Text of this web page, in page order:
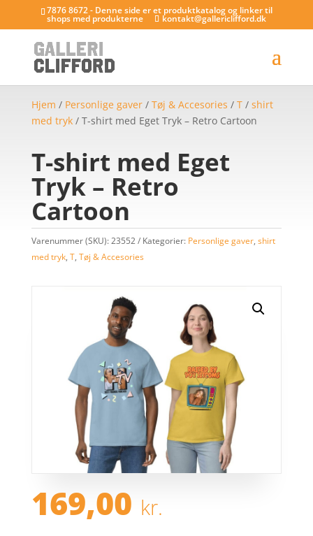
7876 8672 - Denne side er et produktkatalog og linker til
shops med produkterne kontakt@gallericlifford.dk
Hjem / Personlige gaver/ Tøj & Accesories / T/ shirt
med tryk/ T-shirt med Eget Tryk – Retro Cartoon
T-shirt med Eget
Tryk – Retro
Cartoon
Varenummer (SKU):23552 Kategorier: Personlige gaver, shirt
med tryk, T, Tøj & Accesories
169,00 kr.